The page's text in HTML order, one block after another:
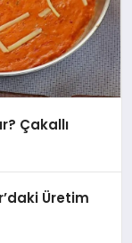
Çakallı
Üretim